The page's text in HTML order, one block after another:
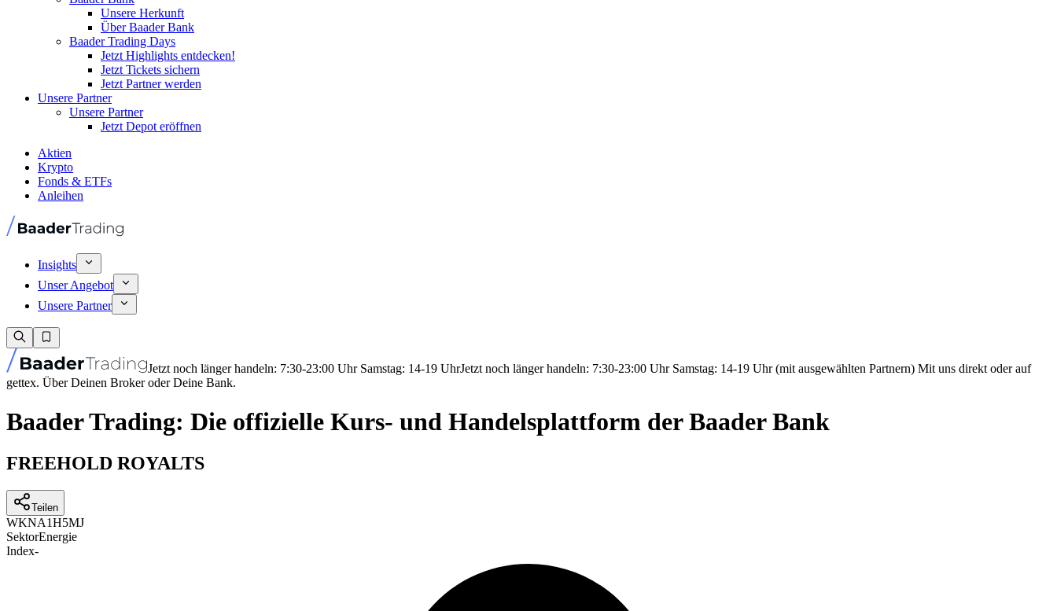
Unsere Herkunft
Über Baader Bank
Baader Trading Days
Jetzt Highlights entdecken!
Jetzt Tickets sichern
Jetzt Partner werden
Unsere Partner
Unsere Partner
Jetzt Depot eröffnen
Aktien
Krypto
Fonds & ETFs
Anleihen
Insights
Unser Angebot
Unsere Partner
Jetzt noch länger handeln: 7:30-23:00 Uhr Samstag: 14-19 UhrJetzt noch länger handeln: 7:30-23:00 Uhr Samstag: 14-19 Uhr (mit ausgewählten Partnern) Mit uns direkt oder auf
gettex. Über Deinen Broker oder Deine Bank.
Baader Trading: Die offizielle Kurs- und Handelsplattform der Baader Bank
FREEHOLD ROYALTS
Teilen
WKNA1H5MJ
SektorEnergie
Index-